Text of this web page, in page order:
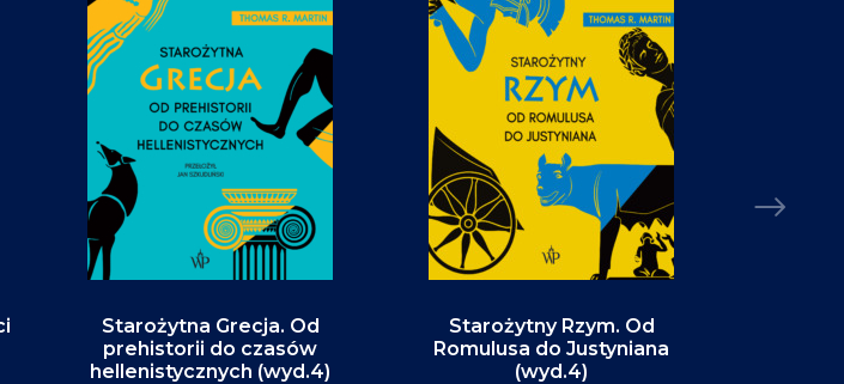
Starożytna Grecja. Od
prehistorii do czasów
hellenistycznych (wyd.4)
Starożytny Rzym. Od
Romulusa do Justyniana
(wyd.4)